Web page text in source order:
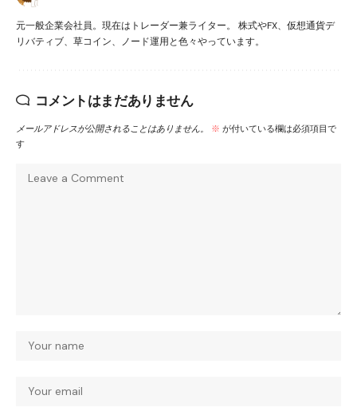
元一般企業会社員。現在はトレーダー兼ライター。 株式やFX、仮想通貨デ
リバティブ、草コイン、ノード運用と色々やっています。
コメントはまだありません
メールアドレスが公開されることはありません。 ※ が付いている欄は必須項目で
す